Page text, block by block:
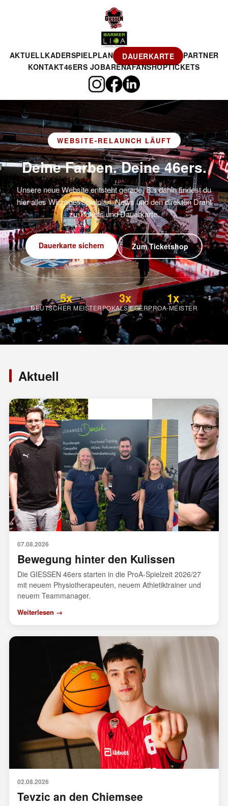
AKTUELLKADERSPIELPLAN DAUERKARTE
PARTNER
KONTAKT46ERS JOBARENAFANSHOPTICKETS
WEBSITE-RELAUNCH LÄUFT
Deine Farben. Deine 46ers.
Unsere neue Website entsteht gerade. Bis dahin findest du
hier alles Wichtige: Spielplan, News und den direkten Draht
zu Tickets und Dauerkarte.
Dauerkarte sichern Zum Ticketshop
5x
DEUTSCHER MEISTER
3x
POKALSIEGER
1x
PROA-MEISTER
Aktuell
07.08.2026
Bewegung hinter den Kulissen
Die GIESSEN 46ers starten in die ProA-Spielzeit 2026/27
mit neuem Physiotherapeuten, neuem Athletiktrainer und
neuem Teammanager.
Weiterlesen →
02.08.2026
Tevzic an den Chiemsee